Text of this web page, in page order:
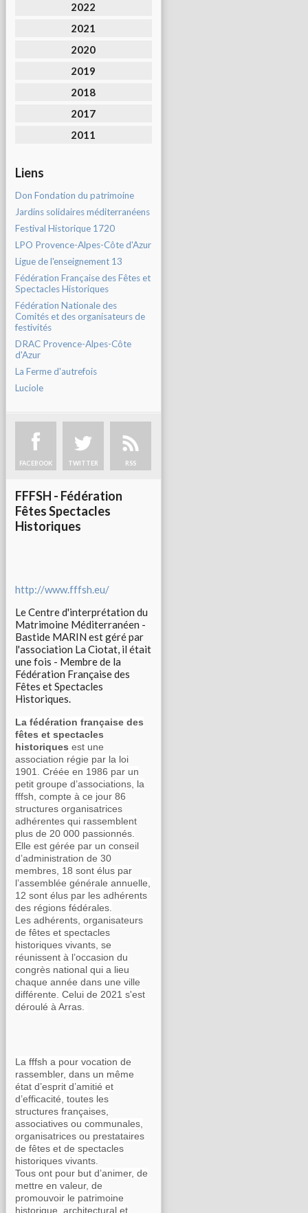
2022
2021
2020
2019
2018
2017
2011
Liens
Don Fondation du patrimoine
Jardins solidaires méditerranéens
Festival Historique 1720
LPO Provence-Alpes-Côte d'Azur
Ligue de l'enseignement 13
Fédération Française des Fêtes et
Spectacles Historiques
Fédération Nationale des
Comités et des organisateurs de
festivités
DRAC Provence-Alpes-Côte
d'Azur
La Ferme d'autrefois
Luciole
FACEBOOK TWITTER RSS
FFFSH - Fédération
Fêtes Spectacles
Historiques
http://www.fffsh.eu/
Le Centre d'interprétation du
Matrimoine Méditerranéen -
Bastide MARIN est géré par
l'association La Ciotat, il était
une fois - Membre de la
Fédération Française des
Fêtes et Spectacles
Historiques.
La fédération française des
fêtes et spectacles
historiques est une
association régie par la loi
1901. Créée en 1986 par un
petit groupe d’associations, la
fffsh, compte à ce jour 86
structures organisatrices
adhérentes qui rassemblent
plus de 20 000 passionnés.
Elle est gérée par un conseil
d’administration de 30
membres, 18 sont élus par
l’assemblée générale annuelle,
12 sont élus par les adhérents
des régions fédérales.
Les adhérents, organisateurs
de fêtes et spectacles
historiques vivants, se
réunissent à l’occasion du
congrès national qui a lieu
chaque année dans une ville
différente. Celui de 2021 s'est
déroulé à Arras.
La fffsh a pour vocation de
rassembler, dans un même
état d’esprit d’amitié et
d’efficacité, toutes les
structures françaises,
associatives ou communales,
organisatrices ou prestataires
de fêtes et de spectacles
historiques vivants.
Tous ont pour but d’animer, de
mettre en valeur, de
promouvoir le patrimoine
historique, architectural et